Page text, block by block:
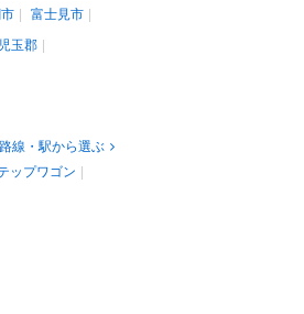
富士見市
児玉郡
路線・駅から選ぶ
ップワゴン